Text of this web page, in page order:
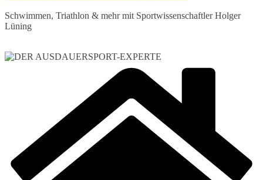
Schwimmen, Triathlon & mehr mit Sportwissenschaftler Holger
Lüning